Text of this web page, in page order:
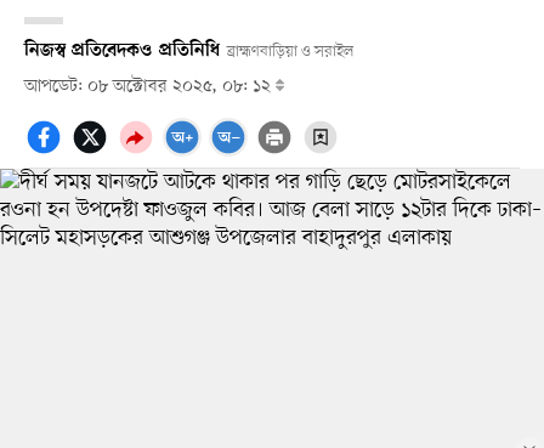
নিজস্ব প্রতিবেদকও প্রতিনিধি ব্রাহ্মণবাড়িয়া ও সরাইল
আপডেট: ০৮ অক্টোবর ২০২৫, ০৮: ১২